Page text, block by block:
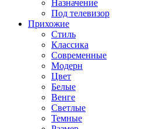
Назначение
Под телевизор
Прихожие
Стиль
Классика
Современные
Модерн
Цвет
Белые
Венге
Светлые
Темные